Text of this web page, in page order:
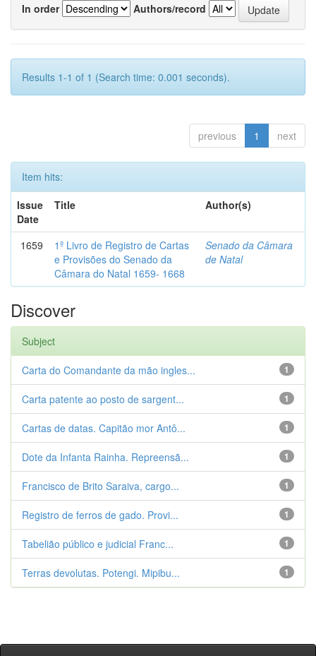
In order
Authors/record
Results 1-1 of 1 (Search time: 0.001 seconds).
previous 1 next
Item hits:
Issue
Date
Title Author(s)
1659
1º Livro de Registro de Cartas
e Provisões do Senado da
Câmara do Natal 1659- 1668
Senado da Câmara
de Natal
Discover
Subject
1
Carta do Comandante da mão ingles...
1
Carta patente ao posto de sargent...
1
Cartas de datas. Capitão mor Antô...
1
Dote da Infanta Rainha. Repreensã...
1
Francisco de Brito Saraiva, cargo...
1
Registro de ferros de gado. Provi...
1
Tabelião público e judicial Franc...
1
Terras devolutas. Potengi. Mipibu...